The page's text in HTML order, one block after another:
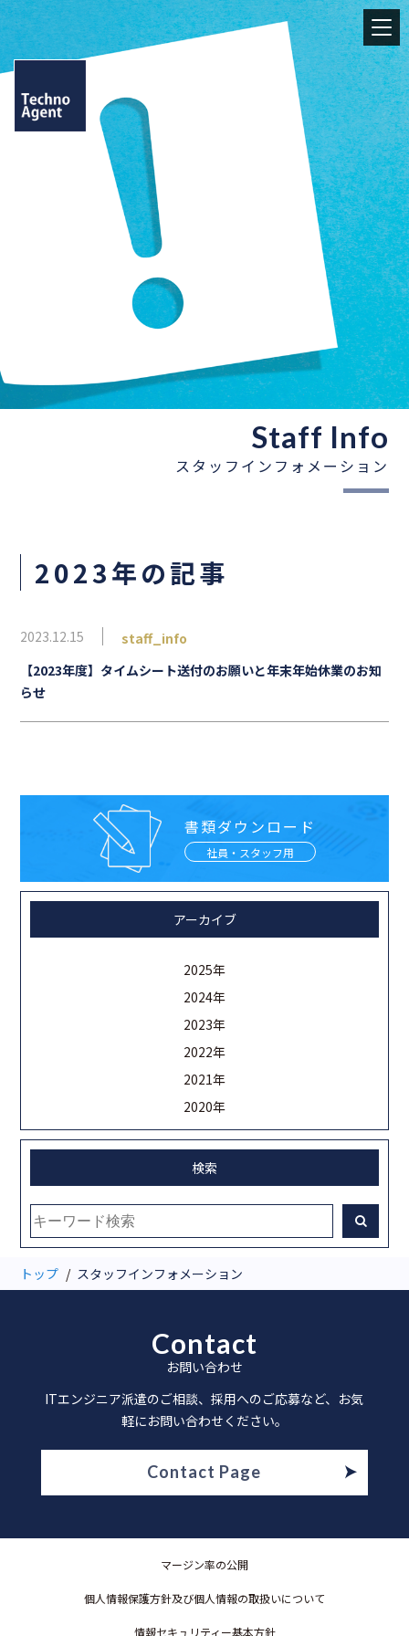
Staff Info
スタッフインフォメーション
2023年の記事
2023.12.15
staff_info
【2023年度】タイムシート送付のお願いと年末年始休業のお知
らせ
書類ダウンロード
社員・スタッフ用
アーカイブ
2025年
2024年
2023年
2022年
2021年
2020年
検索
トップ スタッフインフォメーション
Contact
お問い合わせ
ITエンジニア派遣のご相談、採用へのご応募など、お気
軽にお問い合わせください。
Contact Page
マージン率の公開
個人情報保護方針及び個人情報の取扱いについて
情報セキュリティー基本方針